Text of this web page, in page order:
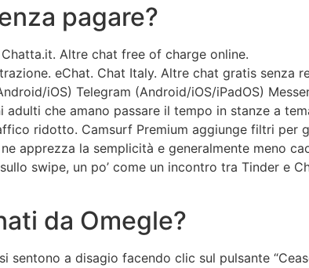
pagare?
Chatta.it. Altre chat free of charge online.
eChat. Chat Italy. Altre chat gratis senza
iOS) Telegram (Android/iOS/iPadOS)
che amano passare il tempo in stanze a
ridotto. Camsurf Premium aggiunge filtri per
apprezza la semplicità e generalmente meno
swipe, un po’ come un incontro tra Tinder e
da Omegle?
sentono a disagio facendo clic sul pulsante